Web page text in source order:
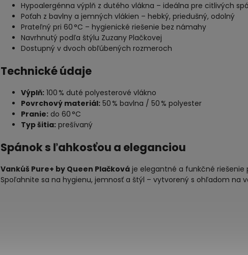
Hypoalergénna výplň z dutého vlákna – ideálna pre citlivých
Poťah z bavlny a jemných vlákien – hebký, priedušný, odolný
Prateľný pri 60 °C – hygienické riešenie bez námahy
Navrhnutý podľa štýlu Zuzany Plačkovej
Dostupný v dvoch obľúbených rozmeroch
Technické údaje
Výplň: 100 % duté polyesterové vlákno
Povrchový materiál: 50 % bavlna / 50 % polyester
Pranie: do 60 °C
Typ šitia: prešívaný
Spánok s ľahkosťou a eleganciou
Vankúš Pure+ by Queen Plačková je elegantné a funkčné riešenie
Spoľahnite sa na hygienu, jemnosť a štýl – vytvorený s ohľadom na